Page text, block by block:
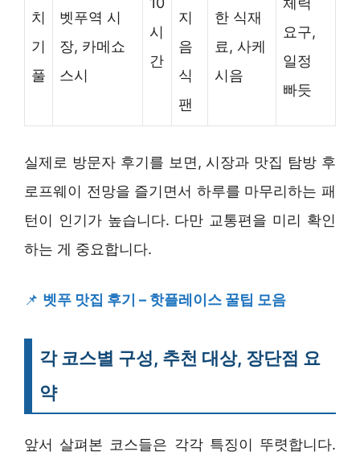
치
기
풀
벳푸역 시
장, 카메쇼
스시
시
간
지
음
식
팬
한 식재
료, 사케
시음
요구,
일정
빠듯
실제로 방문자 후기를 보면, 시장과 맛집 탐방 후
로프웨이 전망을 즐기면서 하루를 마무리하는 패
턴이 인기가 높습니다. 다만 교통편을 미리 확인
하는 게 중요합니다.
📌 벳푸 맛집 후기 – 핫플레이스 꿀팁 모음
각 코스별 구성, 추천 대상, 장단점 요
약
앞서 살펴본 코스들은 각각 특징이 뚜렷합니다.